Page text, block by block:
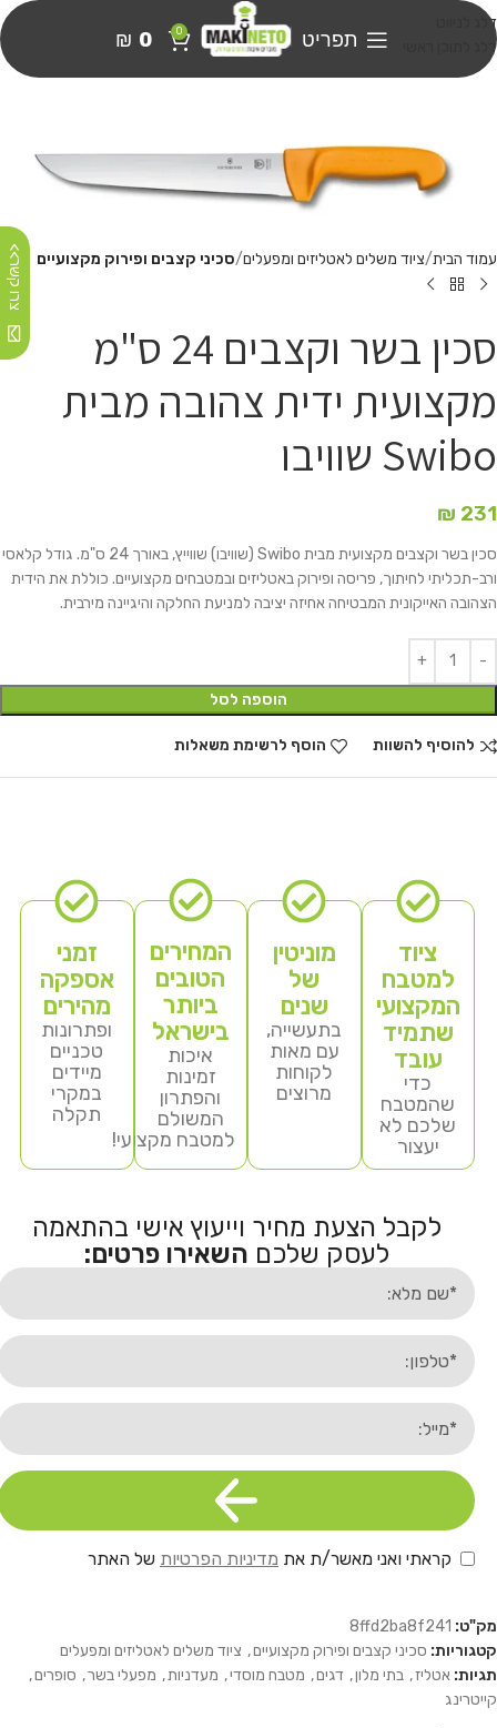
דלג לניווט
דלג לתוכן ראשי
תפריט 0
₪ 0
עמוד הבית ציוד משלים לאטליזים ומפעלים סכיני קצבים ופירוק מקצועיים
סכין בשר וקצבים 24 ס"מ
מקצועית ידית צהובה מבית
Swibo שוויבו
₪ 231
סכין בשר וקצבים מקצועית מבית Swibo (שוויבו) שווייץ, באורך 24 ס"מ. גודל קלאסי
ורב-תכליתי לחיתוך, פריסה ופירוק באטליזים ובמטבחים מקצועיים. כוללת את הידית
הצהובה האייקונית המבטיחה אחיזה יציבה למניעת החלקה והיגיינה מירבית.
הוספה לסל
להוסיף להשוות הוסף לרשימת משאלות
ציוד
למטבח
המקצועי
שתמיד
עובד
כדי
שהמטבח
שלכם לא
יעצור
מוניטין
של
שנים
בתעשייה,
עם מאות
לקוחות
מרוצים
המחירים
הטובים
ביותר
בישראל
איכות
זמינות
והפתרון
המשולם
למטבח מקצועי!
זמני
אספקה
מהירים
ופתרונות
טכניים
מיידים
במקרי
תקלה
לקבל הצעת מחיר וייעוץ אישי בהתאמה
לעסק שלכם השאירו פרטים:
קראתי ואני מאשר/ת את מדיניות הפרטיות של האתר
מק"ט: 8ffd2ba8f241
קטגוריות: סכיני קצבים ופירוק מקצועיים, ציוד משלים לאטליזים ומפעלים
תגיות: אטליז, בתי מלון, דגים, מטבח מוסדי, מעדניות, מפעלי בשר, סופרים,
קייטרינג
צרו קשר>>